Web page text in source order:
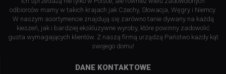
odbiorców mamy w takich krajach jak Czechy, Słowacja, Węgry i Niemcy.
W naszym asortymencie znajdują się zarówno tanie dywany na każdą
kieszeń, jak i bardziej ekskluzywne wyroby, które powinny zadowolić
gusta wymagających klientów. Z naszą firmą urządzą Państwo każdy kąt
swojego domu!
DANE KONTAKTOWE